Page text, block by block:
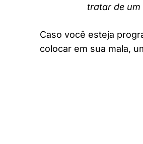
tratar de um
Caso você esteja
colocar em sua mala,